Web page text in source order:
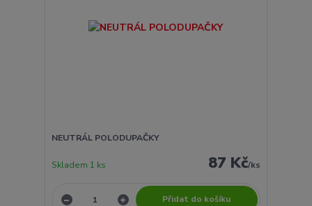
NEUTRÁL POLODUPAČKY
87 Kč/ks
Skladem 1 ks
Přidat do košíku